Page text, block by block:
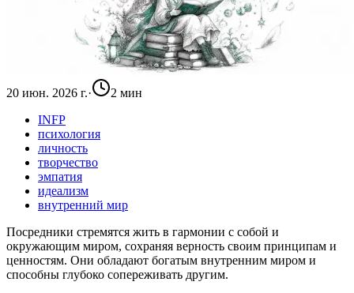
20 июн. 2026 г.·
2 мин
INFP
психология
личность
творчество
эмпатия
идеализм
внутренний мир
Посредники стремятся жить в гармонии с собой и
окружающим миром, сохраняя верность своим принципам и
ценностям. Они обладают богатым внутренним миром и
способны глубоко сопереживать другим.